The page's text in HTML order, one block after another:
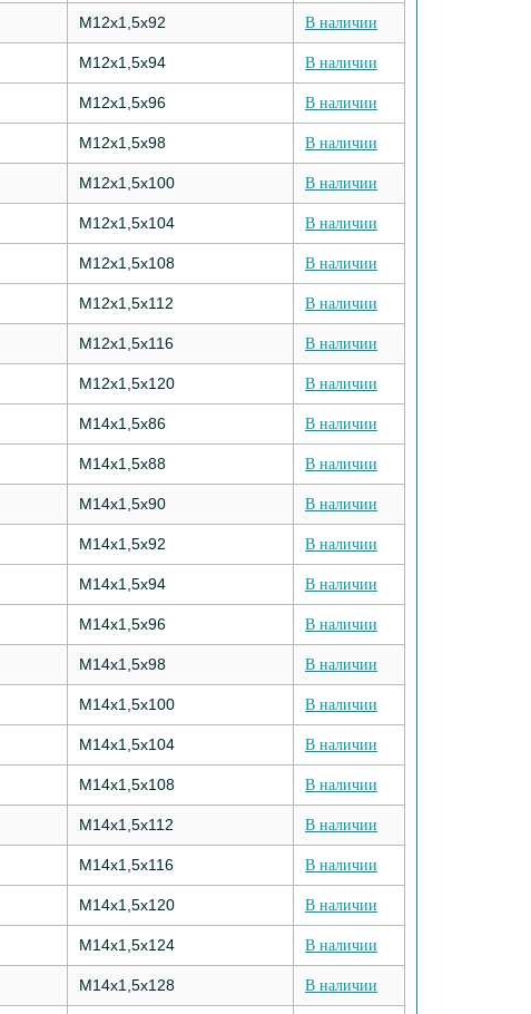
M12х1,5х92 В наличии
M12х1,5х94 В наличии
M12х1,5х96 В наличии
M12х1,5х98 В наличии
M12х1,5х100 В наличии
M12х1,5х104 В наличии
M12х1,5х108 В наличии
M12х1,5х112 В наличии
M12х1,5х116 В наличии
M12х1,5х120 В наличии
M14х1,5х86 В наличии
M14х1,5х88 В наличии
M14х1,5х90 В наличии
M14х1,5х92 В наличии
M14х1,5х94 В наличии
M14х1,5х96 В наличии
M14х1,5х98 В наличии
M14х1,5х100 В наличии
M14х1,5х104 В наличии
M14х1,5х108 В наличии
M14х1,5х112 В наличии
M14х1,5х116 В наличии
M14х1,5х120 В наличии
M14х1,5х124 В наличии
M14х1,5х128 В наличии